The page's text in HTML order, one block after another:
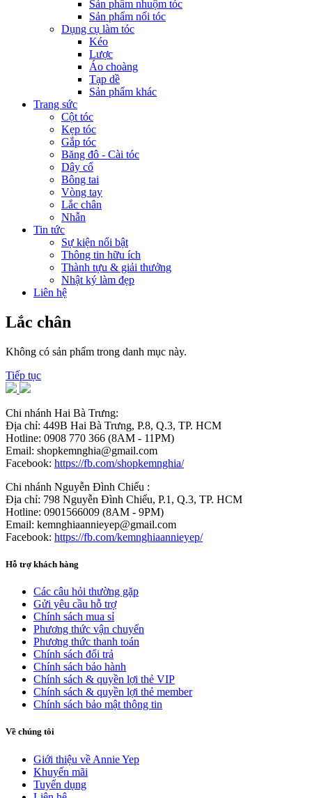
Sản phẩm nhuộm tóc
Sản phẩm nối tóc
Dụng cụ làm tóc
Kéo
Lược
Áo choàng
Tạp dề
Sản phẩm khác
Trang sức
Cột tóc
Kẹp tóc
Gắp tóc
Băng đô - Cài tóc
Dây cổ
Bông tai
Vòng tay
Lắc chân
Nhẫn
Tin tức
Sự kiện nổi bật
Thông tin hữu ích
Thành tựu & giải thưởng
Nhật ký làm đẹp
Liên hệ
Lắc chân
Không có sản phẩm trong danh mục này.
Tiếp tục
Chi nhánh Hai Bà Trưng:
Địa chỉ: 449B Hai Bà Trưng, P.8, Q.3, TP. HCM
Hotline: 0908 770 366 (8AM - 11PM)
Email: shopkemnghia@gmail.com
Facebook: https://fb.com/shopkemnghia/
Chi nhánh Nguyễn Đình Chiểu :
Địa chỉ: 798 Nguyễn Đình Chiểu, P.1, Q.3, TP. HCM
Hotline: 0901566009 (8AM - 9PM)
Email: kemnghiaannieyep@gmail.com
Facebook: https://fb.com/kemnghiaannieyep/
Hỗ trợ khách hàng
Các câu hỏi thường gặp
Gửi yêu cầu hỗ trợ
Chính sách mua sỉ
Phương thức vận chuyển
Phương thức thanh toán
Chính sách đổi trả
Chính sách bảo hành
Chính sách & quyền lợi thẻ VIP
Chính sách & quyền lợi thẻ member
Chính sách bảo mật thông tin
Về chúng tôi
Giới thiệu về Annie Yep
Khuyến mãi
Tuyển dụng